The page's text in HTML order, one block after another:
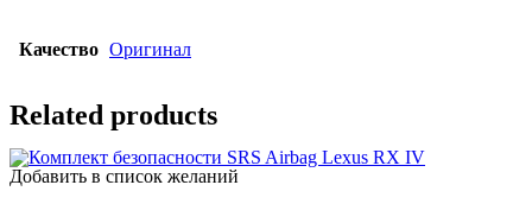
Качество Оригинал
Related products
Добавить в список желаний